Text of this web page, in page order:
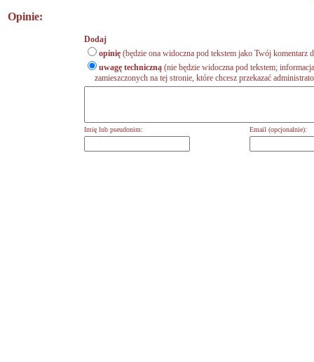
Opinie:
Dodaj
opinię (będzie ona widoczna pod tekstem jako Twój komentarz
uwagę techniczną (nie będzie widoczna pod tekstem;
zamieszczonych na tej stronie, które chcesz przekazać
Imię lub pseudonim: Email (opcjonalnie):